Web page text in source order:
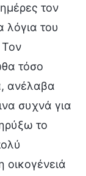
τον
λόγια του
τόσο
ανέλαβα
συχνά για
το
οικογένειά